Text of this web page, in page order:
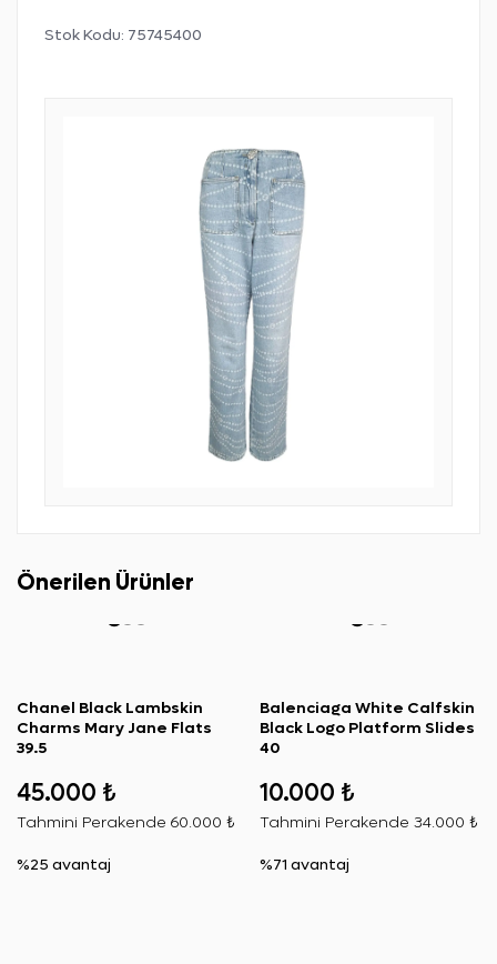
Stok Kodu: 75745400
Önerilen Ürünler
Chanel Black Lambskin
Charms Mary Jane Flats
39.5
45.000 ₺
Tahmini Perakende 60.000 ₺
%25 avantaj
Balenciaga White Calfskin
Black Logo Platform Slides
40
10.000 ₺
Tahmini Perakende 34.000 ₺
%71 avantaj